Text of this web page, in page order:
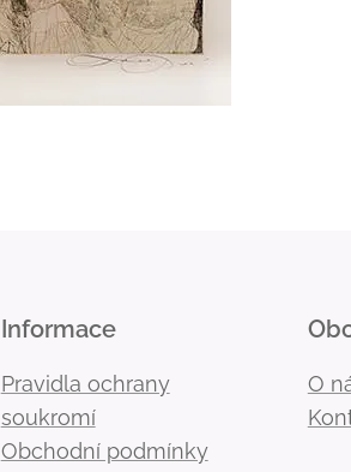
Informace
Pravidla ochrany
soukromí
Obchodní podmínky
O